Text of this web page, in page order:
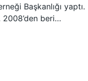
Başkanlığı yaptı.
2008’den beri…